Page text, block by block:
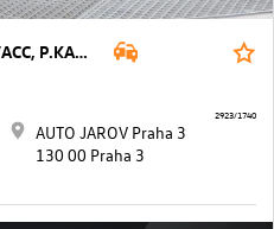
CUPRA Formentor 1.5 TSI 150k/ACC, P.KAMERA
AUTO JAROV Praha 3
130 00 Praha 3
2923/1740